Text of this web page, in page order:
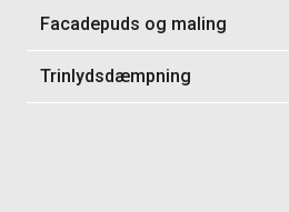
Facadepuds og maling
Trinlydsdæmpning